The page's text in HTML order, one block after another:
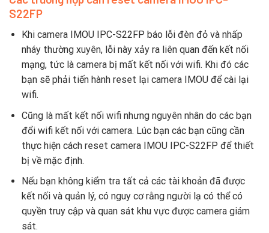
S22FP
Khi camera IMOU IPC-S22FP báo lỗi đèn đỏ và nhấp
nháy thường xuyên, lỗi này xảy ra liên quan đến kết nối
mạng, tức là camera bị mất kết nối với wifi. Khi đó các
bạn sẽ phải tiến hành reset lại camera IMOU để cài lại
wifi.
Cũng là mất kết nối wifi nhưng nguyên nhân do các bạn
đổi wifi kết nối với camera. Lúc bạn các bạn cũng cần
thực hiện cách reset camera IMOU IPC-S22FP để thiết
bị về mặc định.
Nếu bạn không kiểm tra tất cả các tài khoản đã được
kết nối và quản lý, có nguy cơ rằng người lạ có thể có
quyền truy cập và quan sát khu vực được camera giám
sát.